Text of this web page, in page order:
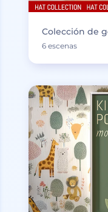
Colección de
6 escenas